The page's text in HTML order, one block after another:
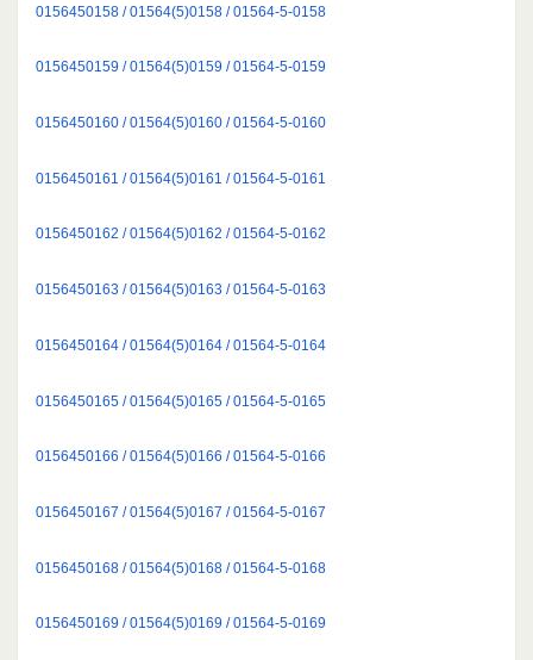
0156450158 / 01564(5)0158 / 01564-5-0158
0156450159 / 01564(5)0159 / 01564-5-0159
0156450160 / 01564(5)0160 / 01564-5-0160
0156450161 / 01564(5)0161 / 01564-5-0161
0156450162 / 01564(5)0162 / 01564-5-0162
0156450163 / 01564(5)0163 / 01564-5-0163
0156450164 / 01564(5)0164 / 01564-5-0164
0156450165 / 01564(5)0165 / 01564-5-0165
0156450166 / 01564(5)0166 / 01564-5-0166
0156450167 / 01564(5)0167 / 01564-5-0167
0156450168 / 01564(5)0168 / 01564-5-0168
0156450169 / 01564(5)0169 / 01564-5-0169